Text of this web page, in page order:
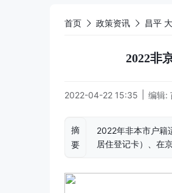
首页 政策资讯 昌平
2022非
2022-04-22 15:35 编辑:
摘
要
2022年非本市户籍
居住登记卡）、在